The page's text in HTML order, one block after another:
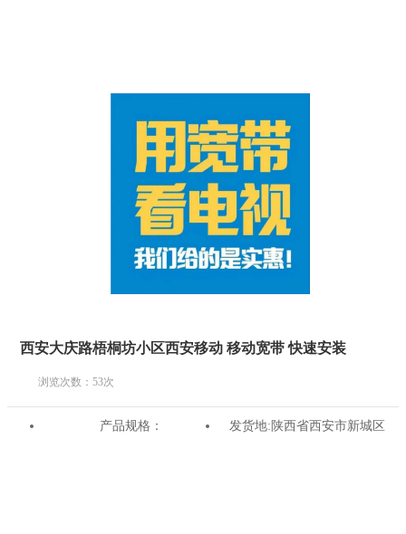
西安大庆路梧桐坊小区西安移动 移动宽带 快速安装
浏览次数：53次
产品规格： 发货地:陕西省西安市新城区